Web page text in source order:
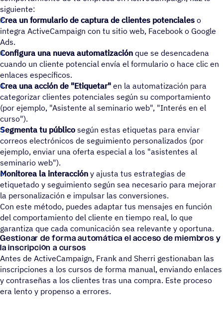
siguiente:
Crea un formulario de captura de clientes potenciales o
integra ActiveCampaign con tu sitio web, Facebook o Google
Ads.
Configura una nueva automatización que se desencadena
cuando un cliente potencial envía el formulario o hace clic en
enlaces específicos.
Crea una acción de "Etiquetar" en la automatización para
categorizar clientes potenciales según su comportamiento
(por ejemplo, "Asistente al seminario web", "Interés en el
curso").
Segmenta tu público según estas etiquetas para enviar
correos electrónicos de seguimiento personalizados (por
ejemplo, enviar una oferta especial a los "asistentes al
seminario web").
Monitorea la interacción y ajusta tus estrategias de
etiquetado y seguimiento según sea necesario para mejorar
la personalización e impulsar las conversiones.
Con este método, puedes adaptar tus mensajes en función
del comportamiento del cliente en tiempo real, lo que
garantiza que cada comunicación sea relevante y oportuna.
Gestionar de forma automática el acceso de miembros y
la inscripción a cursos
Antes de ActiveCampaign, Frank and Sherri gestionaban las
inscripciones a los cursos de forma manual, enviando enlaces
y contraseñas a los clientes tras una compra. Este proceso
era lento y propenso a errores.